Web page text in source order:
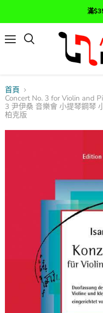
滿
首頁
Concert No. 3 for Violin and
3 尹伊桑 音樂會 小提琴鋼琴
柏克版